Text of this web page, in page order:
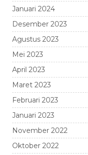
Januari 2024
Desember 2023
Agustus 2023
Mei 2023
April 2023
Maret 2023
Februari 2023
Januari 2023
November 2022
Oktober 2022